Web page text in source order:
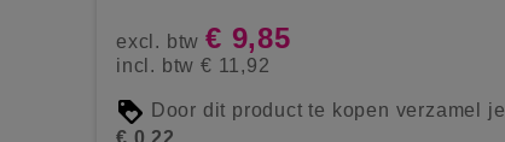
excl. btw € 9,85
incl. btw € 11,92
Door dit product te kopen verzamel je
€ 0,22